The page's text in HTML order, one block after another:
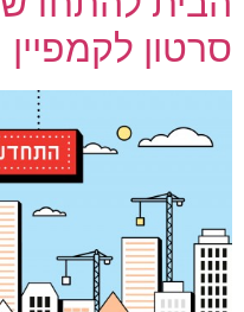
סרטון לקמפיין